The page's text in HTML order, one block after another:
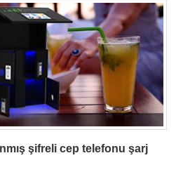
şifreli cep telefonu şarj